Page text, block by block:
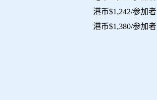
港币$1,242/参加者
港币$1,380/参加者